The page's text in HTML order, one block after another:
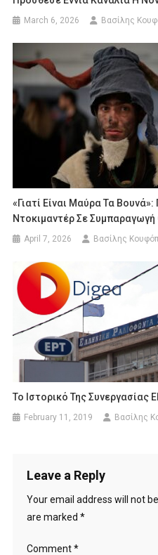
March 6, 2026 Βασίλης
«Γιατί Είναι Μαύρα Τα
Ντοκιμαντέρ Σε Συμπαραγωγή
April 7, 2026 Βασίλης
Το Ιστορικό Της Συνεργασίας
February 11, 2019 Βασίλης
Leave a Reply
Your email address will not
are marked *
Comment*